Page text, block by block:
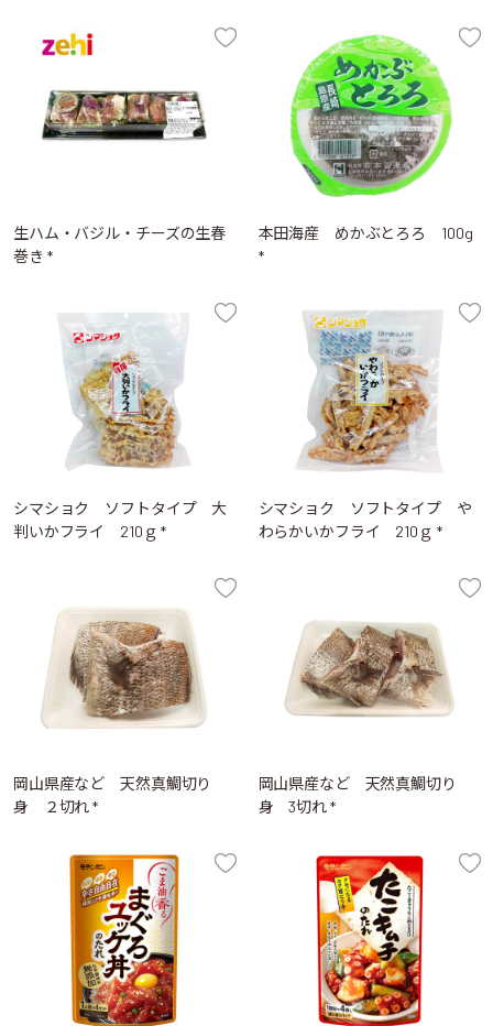
生ハム・バジル・チーズの生春
巻き *
本田海産 めかぶとろろ 100g
*
シマショク ソフトタイプ 大
判いかフライ 210ｇ *
シマショク ソフトタイプ や
わらかいかフライ 210ｇ *
岡山県産など 天然真鯛切り
身 ２切れ *
岡山県産など 天然真鯛切り
身 3切れ *